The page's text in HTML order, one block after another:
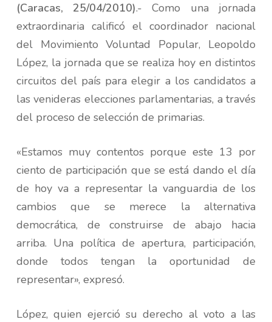
(Caracas, 25/04/2010).- Como una jornada
extraordinaria calificó el coordinador nacional
del Movimiento Voluntad Popular, Leopoldo
López, la jornada que se realiza hoy en distintos
circuitos del país para elegir a los candidatos a
las venideras elecciones parlamentarias, a través
del proceso de selección de primarias.
«Estamos muy contentos porque este 13 por
ciento de participación que se está dando el día
de hoy va a representar la vanguardia de los
cambios que se merece la alternativa
democrática, de construirse de abajo hacia
arriba. Una política de apertura, participación,
donde todos tengan la oportunidad de
representar», expresó.
López, quien ejerció su derecho al voto a las